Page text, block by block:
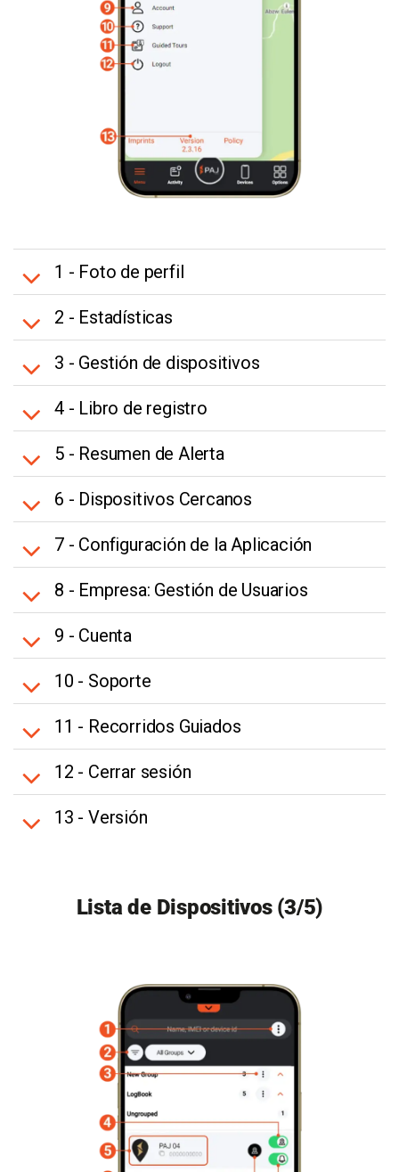
1 - Foto de perfil
2 - Estadísticas
3 - Gestión de dispositivos
4 - Libro de registro
5 - Resumen de Alerta
6 - Dispositivos Cercanos
7 - Configuración de la Aplicación
8 - Empresa: Gestión de Usuarios
9 - Cuenta
10 - Soporte
11 - Recorridos Guiados
12 - Cerrar sesión
13 - Versión
Lista de Dispositivos (3/5)